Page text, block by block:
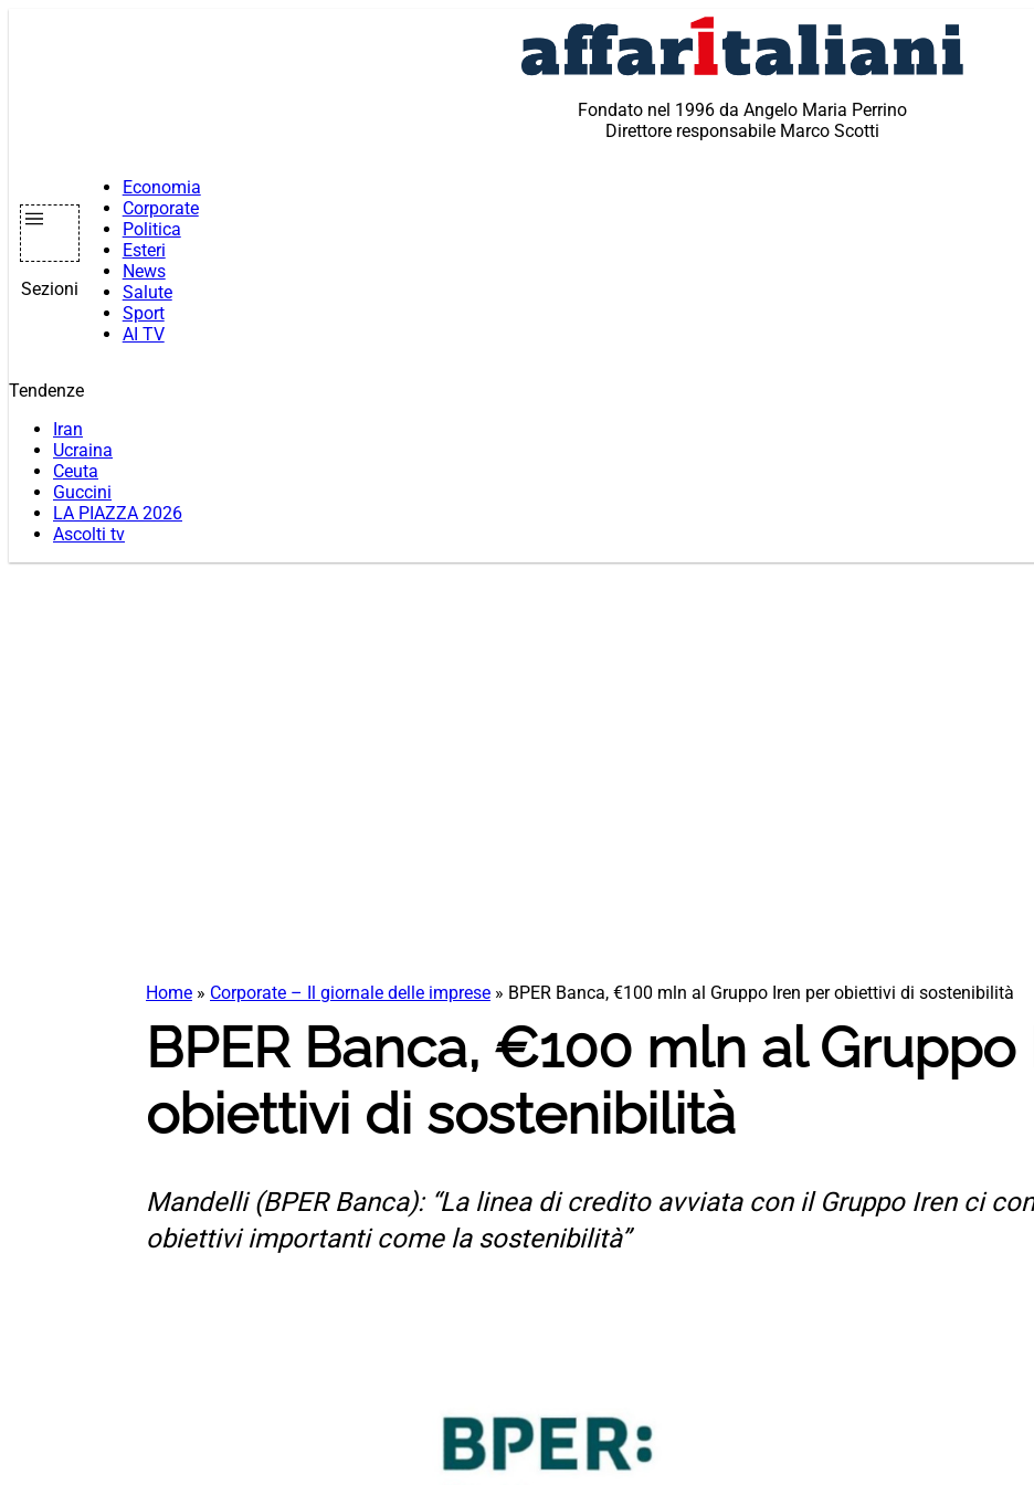
Fondato nel 1996 da Angelo Maria Perrino
Direttore responsabile Marco Scotti
Sezioni
Economia
Corporate
Politica
Esteri
News
Salute
Sport
AI TV
Tendenze
Iran
Ucraina
Ceuta
Guccini
LA PIAZZA 2026
Ascolti tv
Home » Corporate – Il giornale delle imprese » BPER Banca, €100 mln al Gruppo Iren per obiettivi di sostenibilità
BPER Banca, €100 mln al
obiettivi di sostenibilità
Mandelli (BPER Banca): “La linea di credito avviata con il Gruppo Iren ci
obiettivi importanti come la sostenibilità”